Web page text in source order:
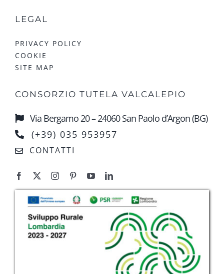
LEGAL
PRIVACY POLICY
COOKIE
SITE MAP
CONSORZIO TUTELA VALCALEPIO
Via Bergamo 20 – 24060 San Paolo d’Argon (BG)
(+39) 035 953957
CONTATTI